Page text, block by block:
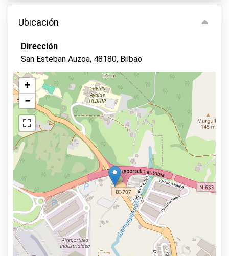
Posibilidades
Aparcamiento interior
Sin entrega de llaves
Parking seguro
Guardia de seguridad en el recinto
Cámara de video-vigilancia
Lavado de vehículos
Mantenimiento del vehículo posible
Asfalto o pavimento
Iluminación exterior
Servicios
Abierto las 24 horas del día.
Reservar con antelación
100m al aeropuerto
Ubicación
Dirección
San Esteban Auzoa, 48180, Bilbao
Ver en el mapa
+
−